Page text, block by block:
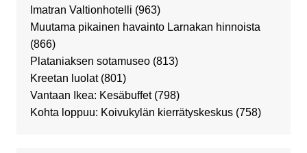
Imatran Valtionhotelli (963)
Muutama pikainen havainto Larnakan hinnoista
(866)
Plataniaksen sotamuseo (813)
Kreetan luolat (801)
Vantaan Ikea: Kesäbuffet (798)
Kohta loppuu: Koivukylän kierrätyskeskus (758)